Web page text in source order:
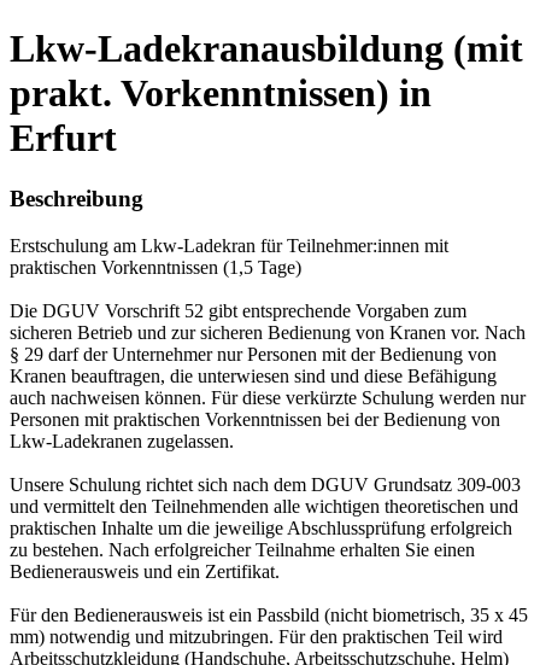
Lkw-Ladekranausbildung (mit
prakt. Vorkenntnissen) in
Erfurt
Beschreibung
Erstschulung am Lkw-Ladekran für Teilnehmer:innen mit
praktischen Vorkenntnissen (1,5 Tage)
Die DGUV Vorschrift 52 gibt entsprechende Vorgaben zum
sicheren Betrieb und zur sicheren Bedienung von Kranen vor. Nach
§ 29 darf der Unternehmer nur Personen mit der Bedienung von
Kranen beauftragen, die unterwiesen sind und diese Befähigung
auch nachweisen können. Für diese verkürzte Schulung werden nur
Personen mit praktischen Vorkenntnissen bei der Bedienung von
Lkw-Ladekranen zugelassen.
Unsere Schulung richtet sich nach dem DGUV Grundsatz 309-003
und vermittelt den Teilnehmenden alle wichtigen theoretischen und
praktischen Inhalte um die jeweilige Abschlussprüfung erfolgreich
zu bestehen. Nach erfolgreicher Teilnahme erhalten Sie einen
Bedienerausweis und ein Zertifikat.
Für den Bedienerausweis ist ein Passbild (nicht biometrisch, 35 x 45
mm) notwendig und mitzubringen. Für den praktischen Teil wird
Arbeitsschutzkleidung (Handschuhe, Arbeitsschutzschuhe, Helm)